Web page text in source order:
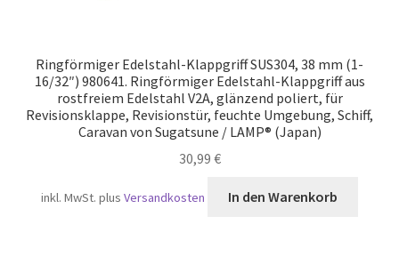
Ringförmiger Edelstahl-Klappgriff SUS304, 38 mm (1-
16/32″) 980641. Ringförmiger Edelstahl-Klappgriff aus
rostfreiem Edelstahl V2A, glänzend poliert, für
Revisionsklappe, Revisionstür, feuchte Umgebung, Schiff,
Caravan von Sugatsune / LAMP® (Japan)
30,99 €
inkl. MwSt. plusVersandkosten In den Warenkorb